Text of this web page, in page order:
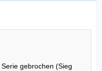
gebrochen (Sieg